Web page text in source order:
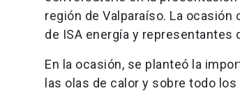
región de Valparaíso. La
de ISA energía y representantes
En la ocasión, se planteó la
las olas de calor y sobre todo